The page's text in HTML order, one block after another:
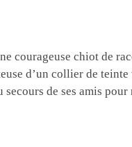
courageuse chiot de
d’un collier de
de ses amis